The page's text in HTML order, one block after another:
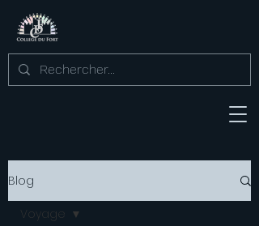
Blog
Voyage